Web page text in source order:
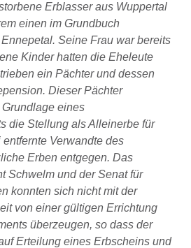
Erblasser aus Wuppertal
einen im Grundbuch
Seine Frau war bereits
Kinder hatten die Eheleute
ein Pächter und dessen
Dieser Pächter
eines
die Stellung als Alleinerbe für
Verwandte des
Erben entgegen. Das
Schwelm und der Senat für
konnten sich nicht mit der
von einer gültigen Errichtung
überzeugen, so dass der
Erteilung eines Erbscheins und